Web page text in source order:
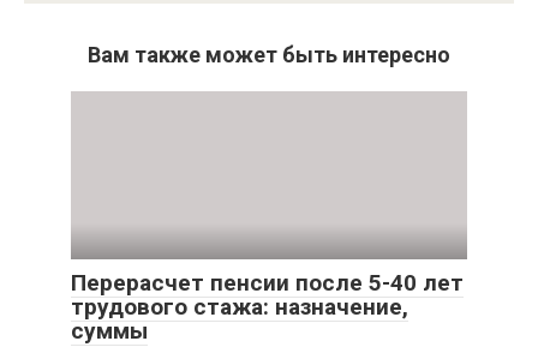
Вам также может быть интересно
Перерасчет пенсии после 5-40 лет
трудового стажа: назначение,
суммы